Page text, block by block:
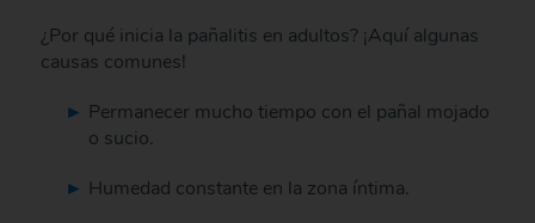
¿Por qué inicia la pañalitis en adultos? ¡Aquí algunas
causas comunes!
Permanecer mucho tiempo con el pañal mojado
o sucio.
Humedad constante en la zona íntima.